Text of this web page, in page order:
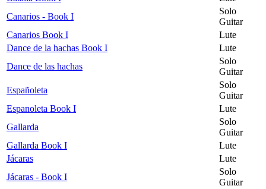
Canarios - Book I
Solo
Guitar
Canarios Book I
Lute
Dance de la hachas Book I
Lute
Dance de las hachas
Solo
Guitar
Españoleta
Solo
Guitar
Espanoleta Book I
Lute
Gallarda
Solo
Guitar
Gallarda Book I
Lute
Jácaras
Lute
Jácaras - Book I
Solo
Guitar